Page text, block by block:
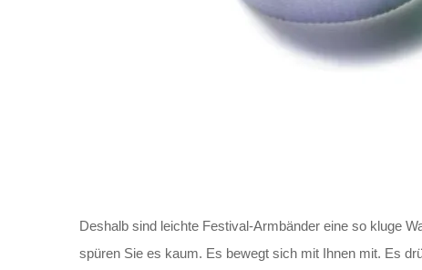
Deshalb sind leichte Festival-Armbänder eine so kluge
spüren Sie es kaum. Es bewegt sich mit Ihnen mit. Es